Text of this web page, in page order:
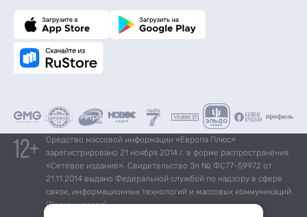
Средство массовой информации «Европа Плюс»
зарегистрировано 21 ноября 2014 г. в форме распространения
«Сетевое издание». Свидетельство Эл № ФС77-59972 от
21.11.2014 выдано Федеральной службой по надзору в сфере
связи, информационных технологий и массовых коммуникаций
(Роскомнадзор).